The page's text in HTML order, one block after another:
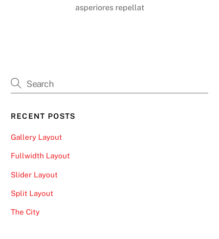
asperiores repellat
RECENT POSTS
Gallery Layout
Fullwidth Layout
Slider Layout
Split Layout
The City